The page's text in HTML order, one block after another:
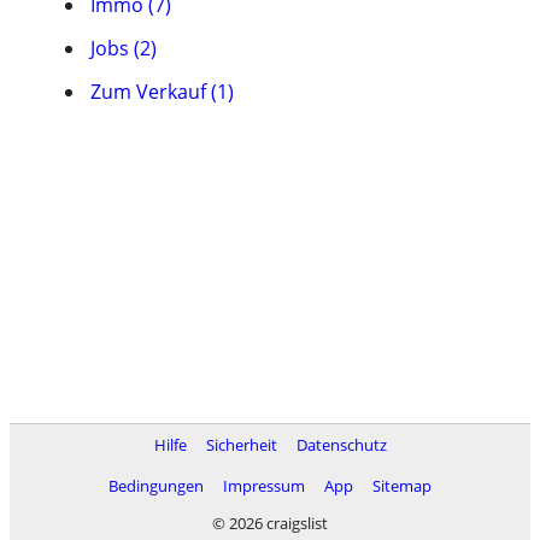
Jobs (2)
Zum Verkauf (1)
Hilfe Sicherheit
Datenschutz
Bedingungen
Impressum App
Sitemap
© 2026 craigslist